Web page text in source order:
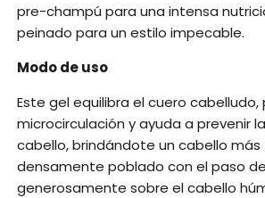
pre-champú para una intensa
peinado para un estilo impecable.
Modo de uso
Este gel equilibra el cuero cabelludo,
microcirculación y ayuda a prevenir
cabello, brindándote un cabello
densamente poblado con el paso
generosamente sobre el cabello